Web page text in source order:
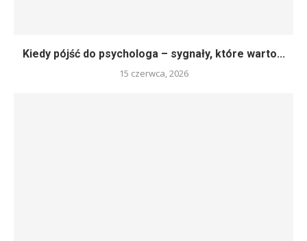
Kiedy pójść do psychologa – sygnały, które warto...
15 czerwca, 2026